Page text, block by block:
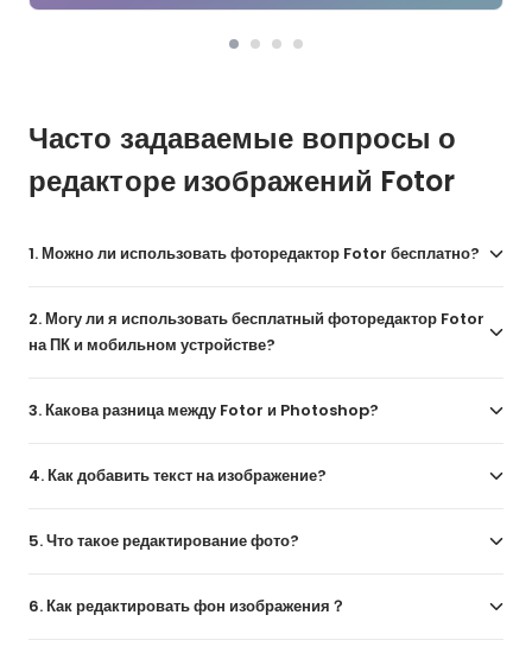
Часто задаваемые вопросы о
редакторе изображений Fotor
1. Можно ли использовать фоторедактор Fotor бесплатно?
2. Могу ли я использовать бесплатный фоторедактор Fotor
на ПК и мобильном устройстве?
3. Какова разница между Fotor и Photoshop?
4. Как добавить текст на изображение?
5. Что такое редактирование фото?
6. Как редактировать фон изображения？